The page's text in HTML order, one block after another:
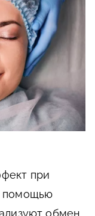
при
помощью
обмен